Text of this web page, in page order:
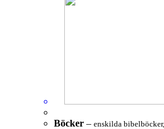
Böcker – enskilda